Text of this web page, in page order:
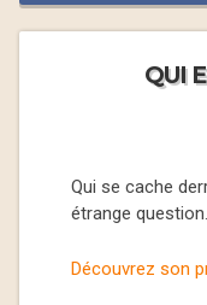
QUI
Qui se cache
étrange
Découvrez son